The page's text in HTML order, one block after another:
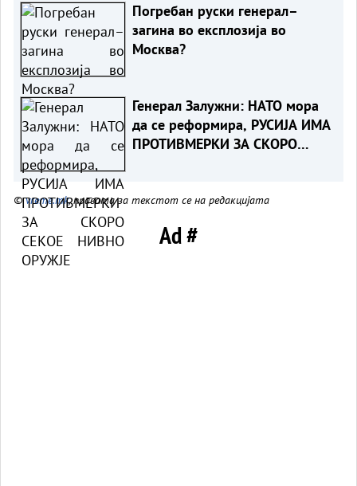
Погребан руски генерал–
загина во експлозија во
Москва?
Генерал Залужни: НАТО мора
да се реформира, РУСИЈА ИМА
ПРОТИВМЕРКИ ЗА СКОРО
©vreme.mk, правата за текстот се на редакцијата
Ad #